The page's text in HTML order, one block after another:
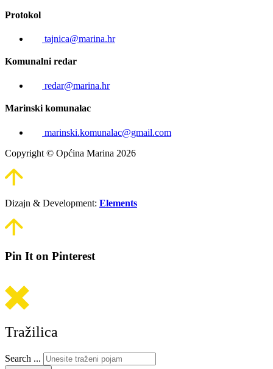
Protokol
tajnica@marina.hr
Komunalni redar
redar@marina.hr
Marinski komunalac
marinski.komunalac@gmail.com
Copyright © Općina Marina 2026
Dizajn & Development: Elements
Pin It on Pinterest
Tražilica
Search ...